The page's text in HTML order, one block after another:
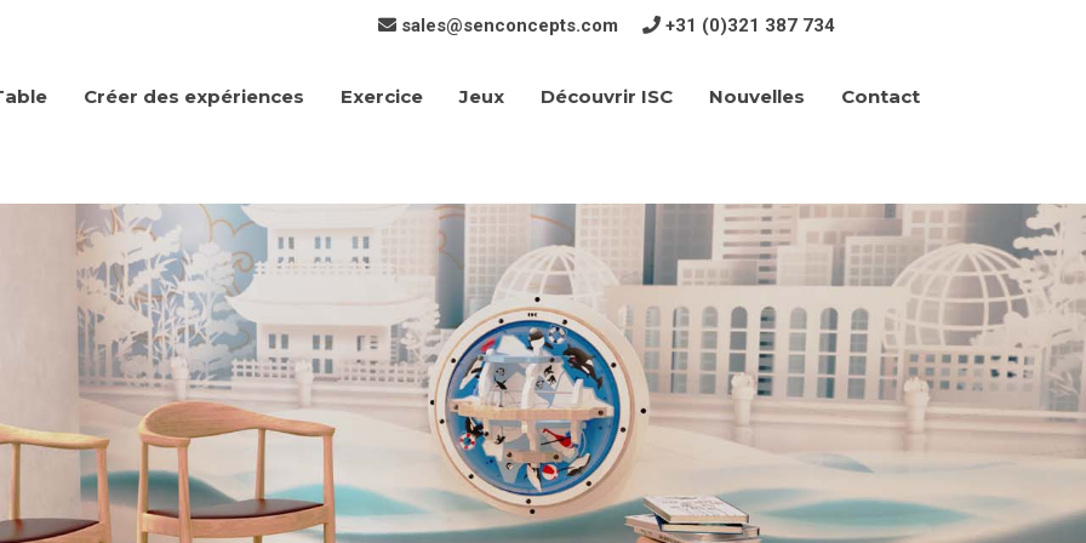
sales@senconcepts.com +31 (0)321 387 734
Créer des expériences Exercice Jeux Découvrir ISC Nouvelles Contact